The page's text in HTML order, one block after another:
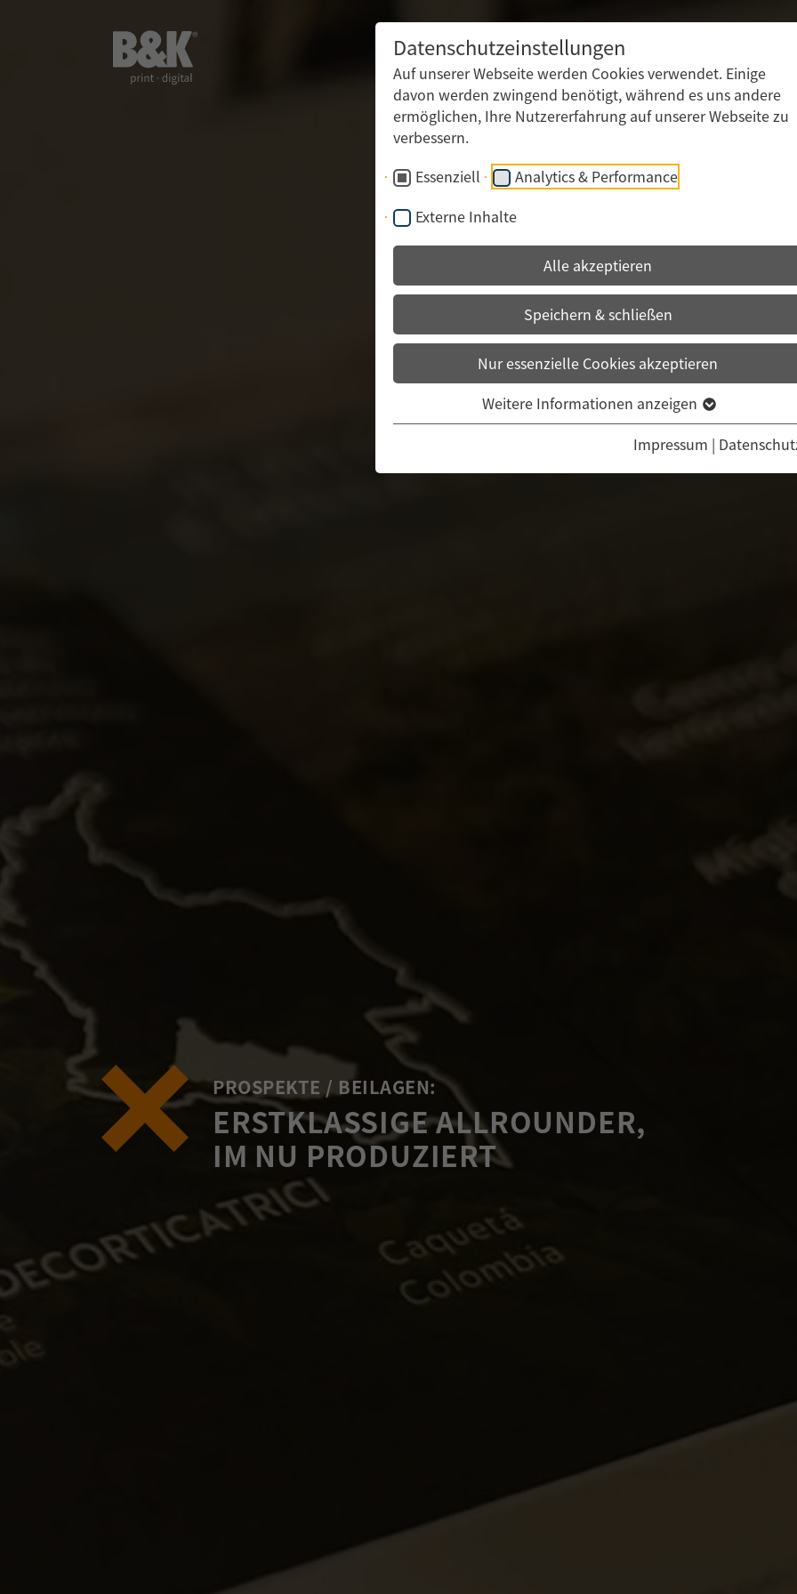
Datenschutzeinstellungen
Auf unserer Webseite werden Cookies verwendet. Einige
davon werden zwingend benötigt, während es uns andere
ermöglichen, Ihre Nutzererfahrung auf unserer Webseite zu
verbessern.
Essenziell
Analytics & Performance
Externe Inhalte
Alle akzeptieren
Speichern & schließen
Nur essenzielle Cookies akzeptieren
Weitere Informationen anzeigen
Impressum |
Logistik • Konfektionierung • Versand • Lager
PROSPEKTE / BEILAGEN:
ERSTKLASSIGE ALLROUNDER,
IM NU PRODUZIERT